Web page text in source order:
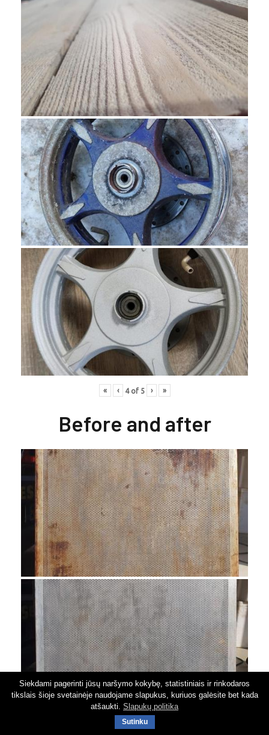
Siekdami pagerinti jūsų naršymo kokybę, statistiniais ir rinkodaros
tikslais šioje svetainėje naudojame slapukus, kuriuos galėsite bet kada
atšaukti. Slapukų politika
Sutinku
« ‹ 4of 5 › »
Before and after